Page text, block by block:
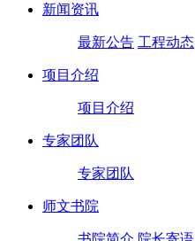
新闻资讯
最新公告 工程动态
项目介绍
项目介绍
专家团队
专家团队
师文书院